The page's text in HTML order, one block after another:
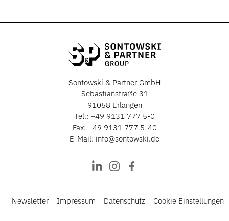
Sontowski & Partner GmbH
Sebastianstraße 31
91058 Erlangen
Tel.: +49 9131 777 5-0
Fax: +49 9131 777 5-40
E-Mail: info@sontowski.de
Newsletter Impressum Datenschutz Cookie Einstellungen